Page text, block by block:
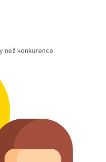
než konkurence.